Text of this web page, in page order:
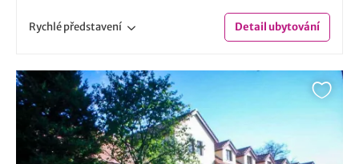
Rychlépředstavení Detailubytování